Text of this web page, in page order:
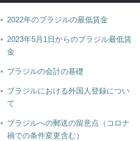
2022年のブラジルの最低賃金
2023年5月1日からのブラジル最低賃
金
ブラジルの会計の基礎
ブラジルにおける外国人登録につい
て
ブラジルへの郵送の留意点（コロナ
禍での条件変更含む）